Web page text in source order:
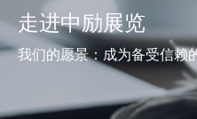
走进中励展览
我们的愿景：成为备受信赖